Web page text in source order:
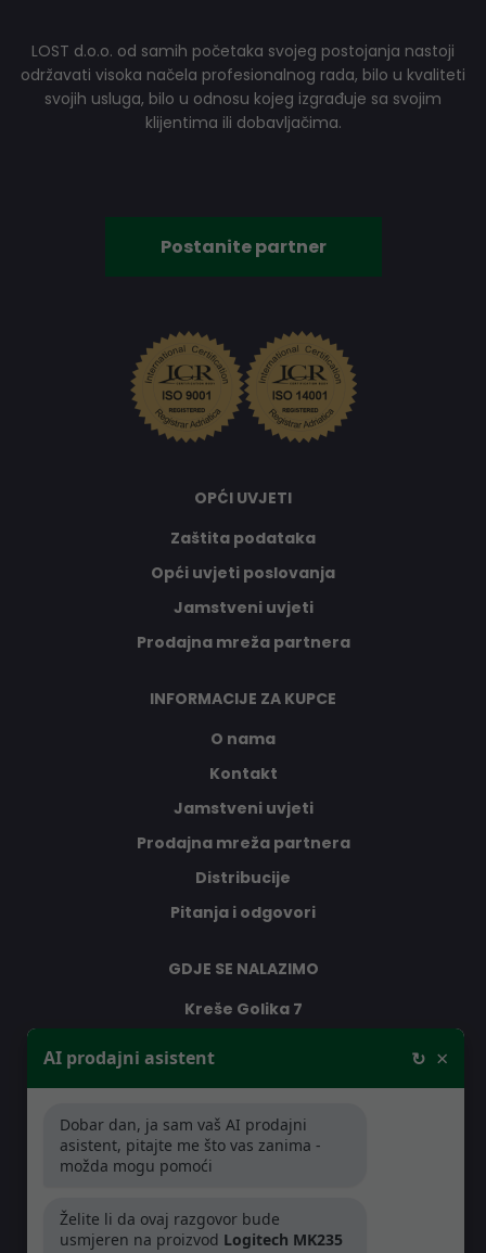
LOST d.o.o. od samih početaka svojeg postojanja nastoji
održavati visoka načela profesionalnog rada, bilo u kvaliteti
svojih usluga, bilo u odnosu kojeg izgrađuje sa svojim
klijentima ili dobavljačima.
Postanite partner
OPĆI UVJETI
Zaštita podataka
Opći uvjeti poslovanja
Jamstveni uvjeti
Prodajna mreža partnera
INFORMACIJE ZA KUPCE
O nama
Kontakt
Jamstveni uvjeti
Prodajna mreža partnera
Distribucije
Pitanja i odgovori
GDJE SE NALAZIMO
Kreše Golika 7
RADNO VRIJEME
Pon-Čet: 08:30 - 16:30h
Pet: 08:30 - 16:00h
AI prodajni asistent ↻ ×
Dobar dan, ja sam vaš AI prodajni
asistent, pitajte me što vas zanima -
možda mogu pomoći
Želite li da ovaj razgovor bude
usmjeren na proizvod Logitech MK235